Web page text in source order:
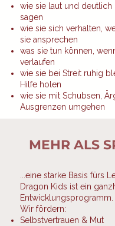
wie sie laut und deutlich
sagen
wie sie sich verhalten,
sie ansprechen
was sie tun können,
verlaufen
wie sie bei Streit ruhig
Hilfe holen
wie sie mit Schubsen,
Ausgrenzen umgehen
MEHR ALS
...eine starke Basis fürs
Dragon Kids ist ein
Entwicklungsprogramm.
Wir fördern:
Selbstvertrauen & Mut